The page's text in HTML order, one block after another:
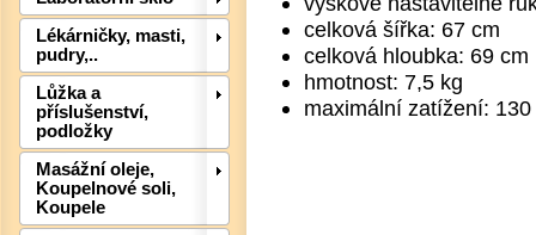
Lékárničky, masti,
pudry,..
Lůžka a
příslušenství,
podložky
Masážní oleje,
Koupelnové soli,
Koupele
celková šířka: 67 cm
celková hloubka: 69 cm
hmotnost: 7,5 kg
maximální zatížení: 130